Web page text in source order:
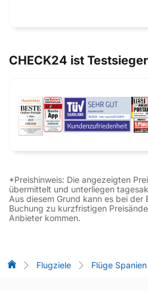
CHECK24 ist Testsieger
*Preishinweis: Die angezeigten
übermittelt und unterliegen
Aus diesem Grund kann es bei
Buchung zu kurzfristigen
Anbieter kommen.
Flug-Vergleich
Flugziele Flüge Spanien